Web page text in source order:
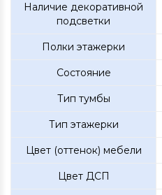
Наличие декоративной
подсветки
Полки этажерки
Состояние
Тип тумбы
Тип этажерки
Цвет (оттенок) мебели
Цвет ДСП